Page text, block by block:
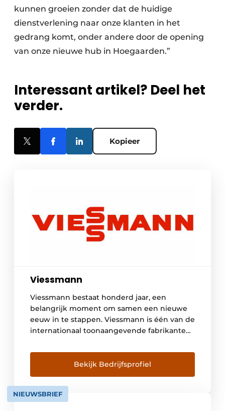
kunnen groeien zonder dat de huidige
dienstverlening naar onze klanten in het
gedrang komt, onder andere door de opening
van onze nieuwe hub in Hoegaarden.”
Interessant artikel? Deel het
verder.
Kopieer
Viessmann
Viessmann bestaat honderd jaar, een
belangrijk moment om samen een nieuwe
eeuw in te stappen. Viessmann is één van de
internationaal toonaangevende fabrikanten
systemen voor warmte, klimaat/verluchting,
koeling en decentrale stroomopwekking.
Het in 1917 opgerichte familiebedrijf telt
12.000 medewerkers en is goed voor een
omzet van 2,25 miljard euro voor […]
Bekijk Bedrijfsprofiel
NIEUWSBRIEF